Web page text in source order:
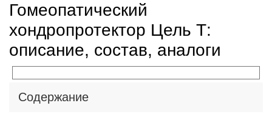
Гомеопатический
хондропротектор Цель Т:
описание, состав, аналоги
Содержание